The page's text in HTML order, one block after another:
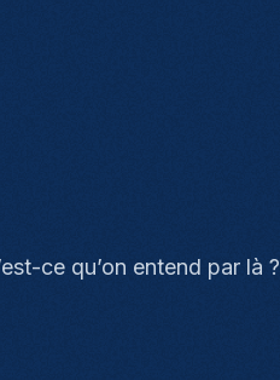
ce qu’on entend par là ?